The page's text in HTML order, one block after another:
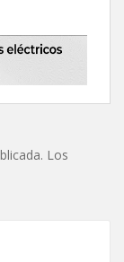
Los